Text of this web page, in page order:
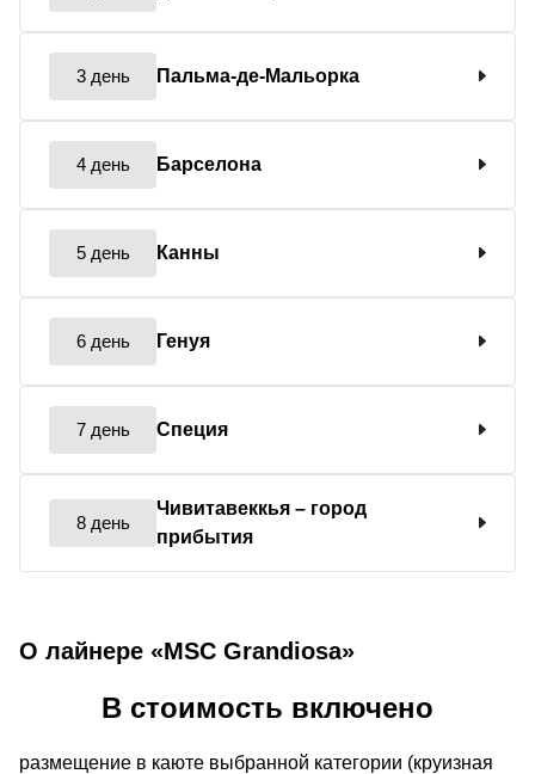
3 день Пальма-де-Мальорка
4 день Барселона
5 день Канны
6 день Генуя
7 день Специя
8 день
Чивитавеккья – город
прибытия
О лайнере «MSC Grandiosa»
В стоимость включено
размещение в каюте выбранной категории (круизная